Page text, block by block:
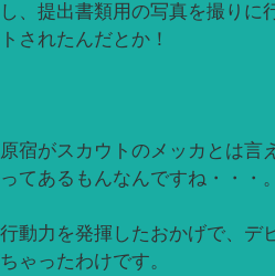
し、提出書類用の写真を撮りに
トされたんだとか！
原宿がスカウトのメッカとは言
ってあるもんなんですね・・・。
行動力を発揮したおかげで、デ
ちゃったわけです。